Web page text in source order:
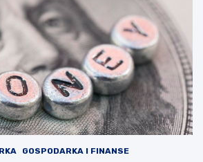
GOSPODARKA I FINANSE